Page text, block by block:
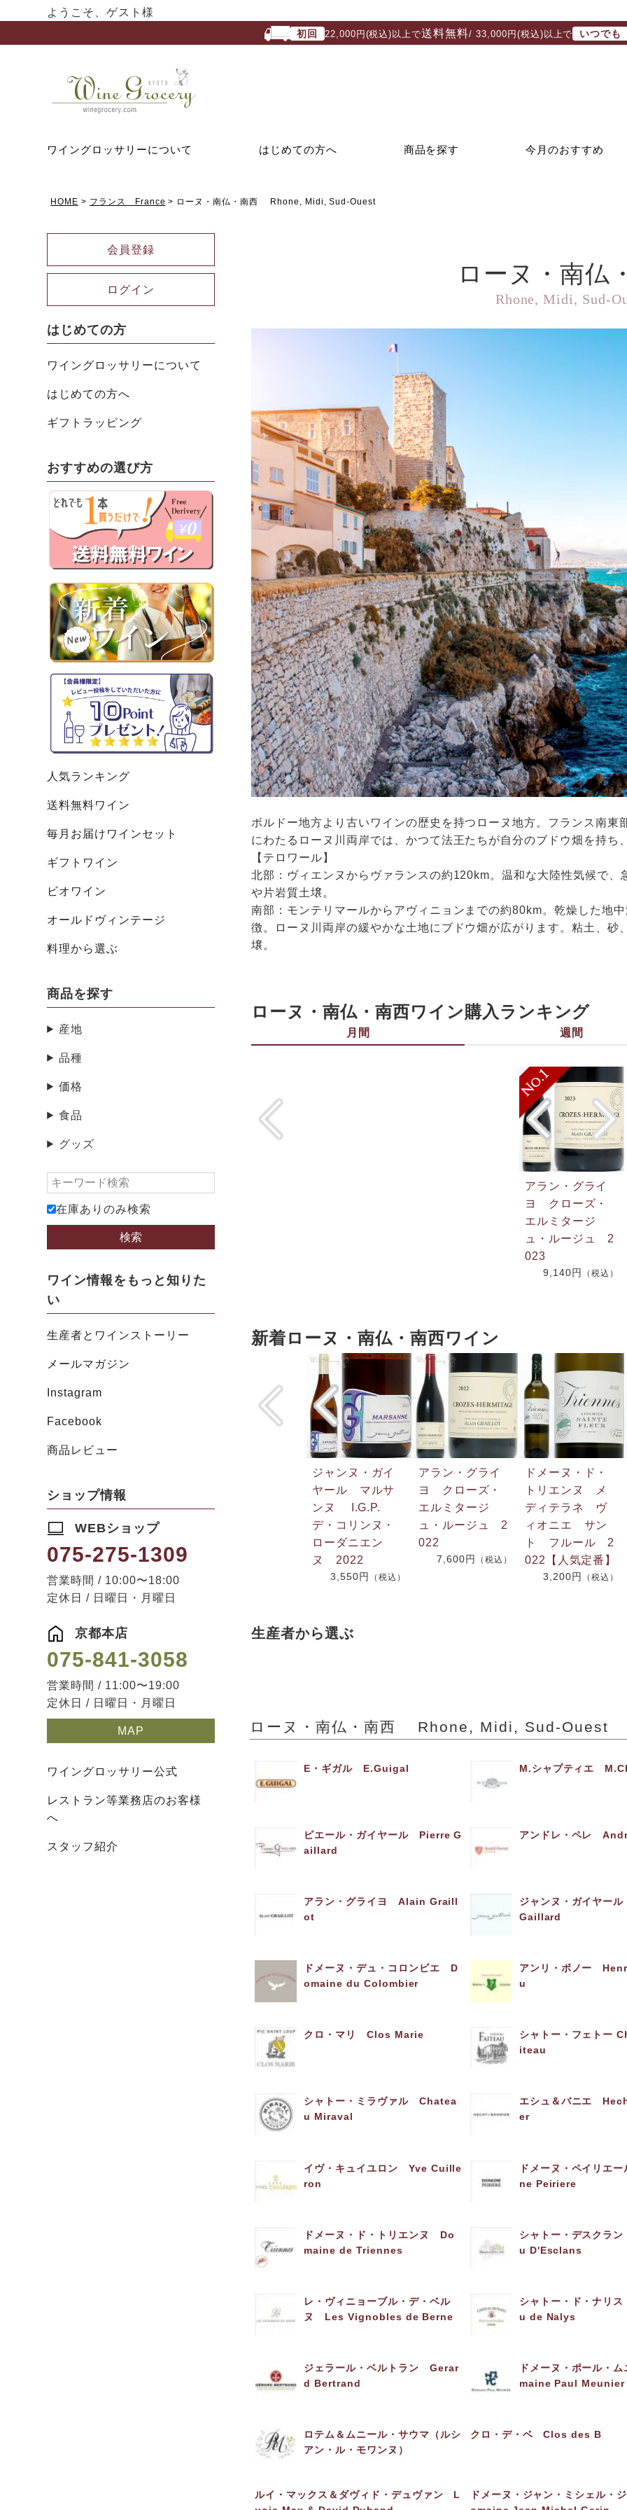
ようこそ、ゲスト様
初回 22,000円(税込)以上で送料無料/ 33,000円(税込)以上で いつでも
ワイングロッサリーについて はじめての方へ 商品を探す 今月のおすすめ
HOME フランス France ローヌ・南仏・南西 Rhone, Midi, Sud-Ouest
会員登録
ログイン
はじめての方
ワイングロッサリーについて
はじめての方へ
ギフトラッピング
おすすめの選び方
人気ランキング
送料無料ワイン
毎月お届けワインセット
ギフトワイン
ビオワイン
オールドヴィンテージ
料理から選ぶ
商品を探す
産地
品種
価格
食品
グッズ
在庫ありのみ検索
検索
ワイン情報をもっと知りた
い
生産者とワインストーリー
メールマガジン
Instagram
Facebook
商品レビュー
ショップ情報
WEBショップ
075-275-1309
営業時間 / 10:00〜18:00
定休日 / 日曜日・月曜日
京都本店
075-841-3058
営業時間 / 11:00〜19:00
定休日 / 日曜日・月曜日
MAP
ワイングロッサリー公式
レストラン等業務店のお客様
へ
スタッフ紹介
ローヌ・南仏
Rhone, Midi, Sud-
ボルドー地方より古いワインの歴史を持つローヌ地方。フランス南
にわたるローヌ川両岸では、かつて法王たちが自分のブドウ畑を持
【テロワール】
北部：ヴィエンヌからヴァランスの約120km。温和な大陸性気候で
や片岩質土壌。
南部：モンテリマールからアヴィニョンまでの約80km。乾燥した地
徴。ローヌ川両岸の緩やかな土地にブドウ畑が広がります。粘土、
壌。
ローヌ・南仏・南西ワイン購入ランキング
月間 週間
アラン・グライ
ヨ クローズ・
エルミタージ
ュ・ルージュ 2
023
9,140円 （税込）
新着ローヌ・南仏・南西ワイン
ジャンヌ・ガイ
ヤール マルサ
ンヌ I.G.P.
デ・コリンヌ・
ローダニエン
ヌ 2022
3,550円 （税込）
アラン・グライ
ヨ クローズ・
エルミタージ
ュ・ルージュ 2
022
7,600円 （税込）
ドメーヌ・ド・
トリエンヌ メ
ディテラネ ヴ
ィオニエ サン
ト フルール 2
022【人気定番】
3,200円 （税込）
生産者から選ぶ
ローヌ・南仏・南西 Rhone, Midi, Sud-Ouest
E・ギガル E.Guigal M.シャプティエ
ピエール・ガイヤール Pierre G
aillard
アンドレ・ペレ
アラン・グライヨ Alain Graill
ot
ジャンヌ・ガイヤー
Gaillard
ドメーヌ・デュ・コロンビエ D
omaine du Colombier
アンリ・ボノー
u
クロ・マリ Clos Marie
シャトー・フェトー
iteau
シャトー・ミラヴァル Chatea
u Miraval
エシュ＆バニエ
er
イヴ・キュイユロン Yve Cuille
ron
ドメーヌ・ペイリエ
ne Peiriere
ドメーヌ・ド・トリエンヌ Do
maine de Triennes
シャトー・デスクラ
u D'Esclans
レ・ヴィニョーブル・デ・ベル
ヌ Les Vignobles de Berne
シャトー・ド・ナリ
u de Nalys
ジェラール・ベルトラン Gerar
d Bertrand
ドメーヌ・ポール・
maine Paul Meunier
ロテム＆ムニール・サウマ（ルシ
アン・ル・モワンヌ）
クロ・デ・ベ Clos des B
ルイ・マックス＆ダヴィド・デュヴァン L
ドメーヌ・ジャン・ミシェル・